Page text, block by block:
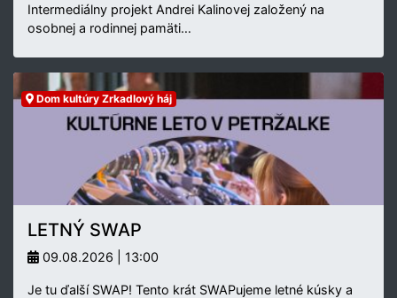
Intermediálny projekt Andrei Kalinovej založený na
osobnej a rodinnej pamäti…
Dom kultúry Zrkadlový háj
LETNÝ SWAP
09.08.2026 | 13:00
Je tu ďalší SWAP! Tento krát SWAPujeme letné kúsky a